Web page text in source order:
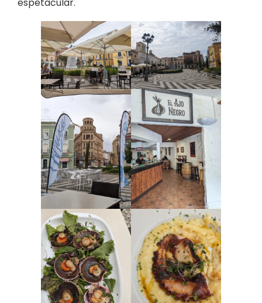
espetacular.